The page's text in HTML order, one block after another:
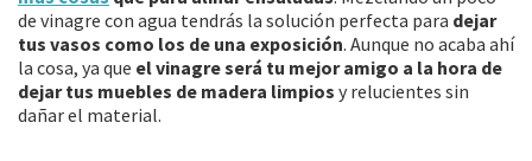
de vinagre con agua tendrás la solución perfecta para dejar
tus vasos como los de una exposición. Aunque no acaba ahí
la cosa, ya que el vinagre será tu mejor amigo a la hora de
dejar tus muebles de madera limpios y relucientes sin
dañar el material.